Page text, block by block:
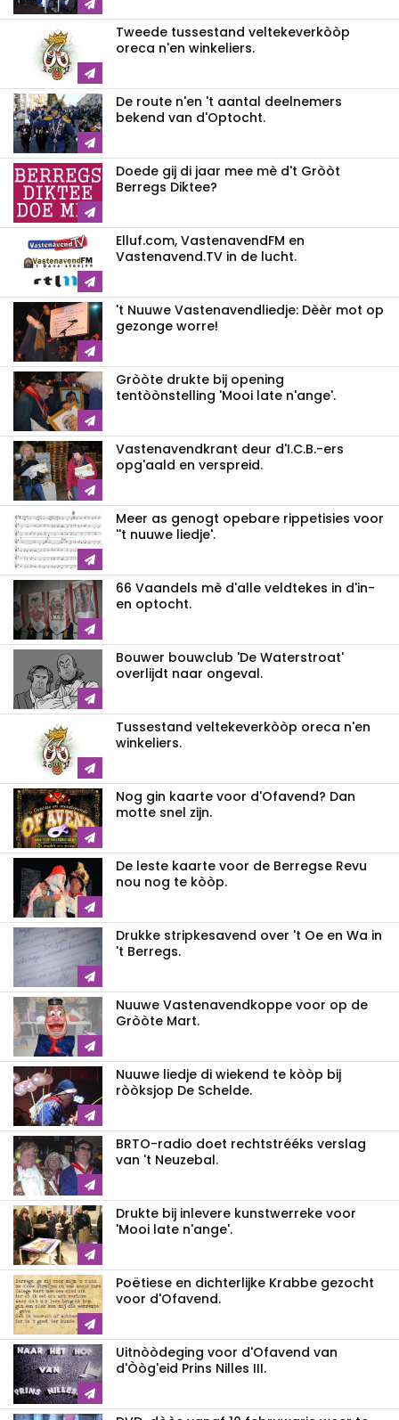
Tweede tussestand veltekeverkòòp
oreca n'en winkeliers.
De route n'en 't aantal deelnemers
bekend van d'Optocht.
Doede gij di jaar mee mè d't Gròòt
Berregs Diktee?
Elluf.com, VastenavendFM en
Vastenavend.TV in de lucht.
't Nuuwe Vastenavendliedje: Dèèr mot op
gezonge worre!
Gròòte drukte bij opening
tentòònstelling 'Mooi late n'ange'.
Vastenavendkrant deur d'I.C.B.-ers
opg'aald en verspreid.
Meer as genogt opebare rippetisies voor
''t nuuwe liedje'.
66 Vaandels mè d'alle veldtekes in d'in-
en optocht.
Bouwer bouwclub 'De Waterstroat'
overlijdt naar ongeval.
Tussestand veltekeverkòòp oreca n'en
winkeliers.
Nog gin kaarte voor d'Ofavend? Dan
motte snel zijn.
De leste kaarte voor de Berregse Revu
nou nog te kòòp.
Drukke stripkesavend over 't Oe en Wa in
't Berregs.
Nuuwe Vastenavendkoppe voor op de
Gròòte Mart.
Nuuwe liedje di wiekend te kòòp bij
ròòksjop De Schelde.
BRTO-radio doet rechtstrééks verslag
van 't Neuzebal.
Drukte bij inlevere kunstwerreke voor
'Mooi late n'ange'.
Poëtiese en dichterlijke Krabbe gezocht
voor d'Ofavend.
Uitnòòdeging voor d'Ofavend van
d'Òòg'eid Prins Nilles III.